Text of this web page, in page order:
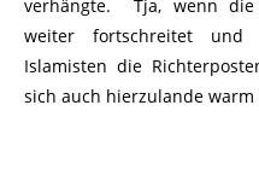
verhängte. Tja, wenn die
weiter fortschreitet
Islamisten die
sich auch hierzulande